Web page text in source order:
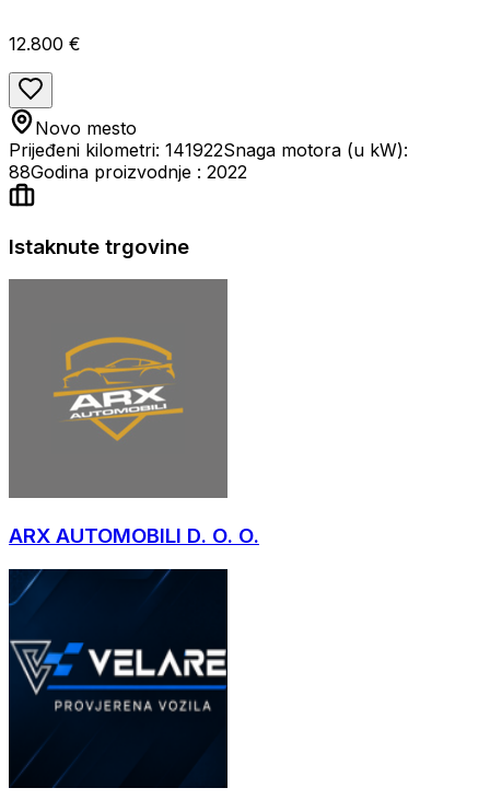
12.800 €
Novo mesto
Prijeđeni kilometri: 141922Snaga motora (u kW):
88Godina proizvodnje : 2022
Istaknute trgovine
ARX AUTOMOBILI D. O. O.